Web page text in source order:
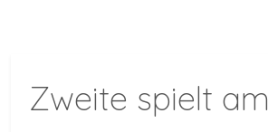
Zweite spielt am